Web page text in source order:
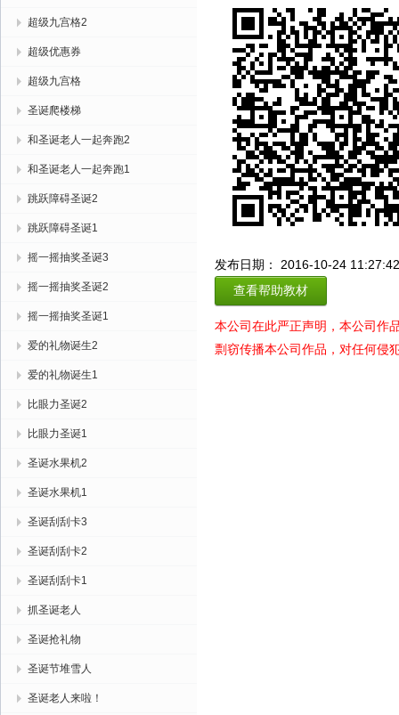
超级九宫格2
超级优惠券
超级九宫格
圣诞爬楼梯
和圣诞老人一起奔跑2
和圣诞老人一起奔跑1
跳跃障碍圣诞2
跳跃障碍圣诞1
摇一摇抽奖圣诞3
摇一摇抽奖圣诞2
摇一摇抽奖圣诞1
爱的礼物诞生2
爱的礼物诞生1
比眼力圣诞2
比眼力圣诞1
圣诞水果机2
圣诞水果机1
圣诞刮刮卡3
圣诞刮刮卡2
圣诞刮刮卡1
抓圣诞老人
圣诞抢礼物
圣诞节堆雪人
圣诞老人来啦！
发布日期： 2016-10-24 11:27:42
查看帮助教材
本公司在此严正声明，本公司作
剽窃传播本公司作品，对任何侵